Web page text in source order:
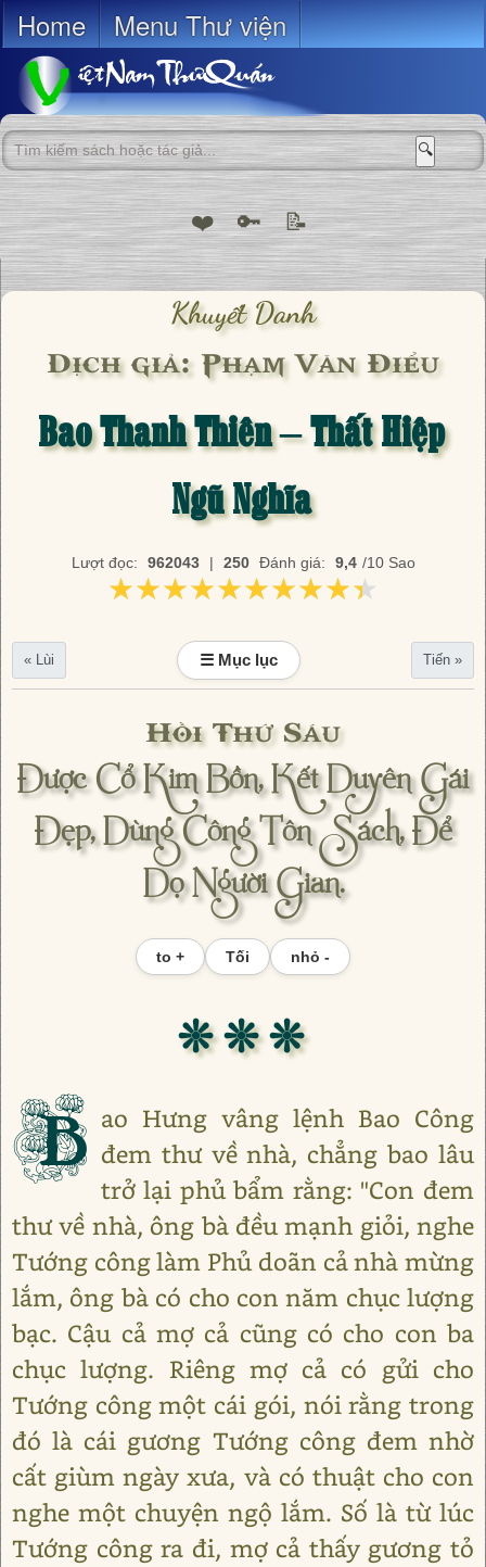
Home Menu Thư viện
🔍
❤️ 🔑 📝
Khuyết Danh
Dịch giả: Phạm Văn Điểu
Bao Thanh Thiên – Thất Hiệp
Ngũ Nghĩa
Lượt đọc: 962043 | 250 Đánh giá: 9,4 /10 Sao
★★★★★★★★★★
★★★★★★★★★★
« Lùi ☰ Mục lục Tiến »
Hồi Thứ Sáu
Được Cổ Kim Bồn, Kết Duyên Gái
Đẹp, Dùng Công Tôn Sách, Để
Dọ Người Gian.
to + Tối nhỏ -
❊ ❊ ❊
B ao Hưng vâng lệnh Bao Công
đem thư về nhà, chẳng bao lâu
trở lại phủ bẩm rằng: "Con đem
thư về nhà, ông bà đều mạnh giỏi, nghe
Tướng công làm Phủ doãn cả nhà mừng
lắm, ông bà có cho con năm chục lượng
bạc. Cậu cả mợ cả cũng có cho con ba
chục lượng. Riêng mợ cả có gửi cho
Tướng công một cái gói, nói rằng trong
đó là cái gương Tướng công đem nhờ
cất giùm ngày xưa, và có thuật cho con
nghe một chuyện ngộ lắm. Số là từ lúc
Tướng công ra đi, mợ cả thấy gương tỏ